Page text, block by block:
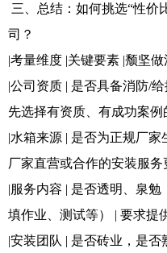
三、总结：如何挑选“性价
司？
|考量维度 |关键要素 |颓坚做
|公司资质 | 是否具备消防/
先选择有资质、有成功案例
|水箱来源 | 是否为正规厂
厂家直营或合作的安装服务
|服务内容 | 是否透明、泉
填作业、测试等） | 要求提
|安装团队 | 是否砖业，是